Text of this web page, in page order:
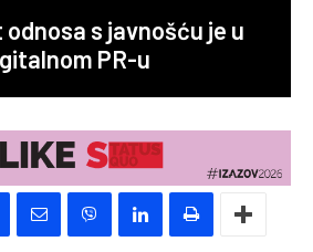
s javnošću je u
PR-u